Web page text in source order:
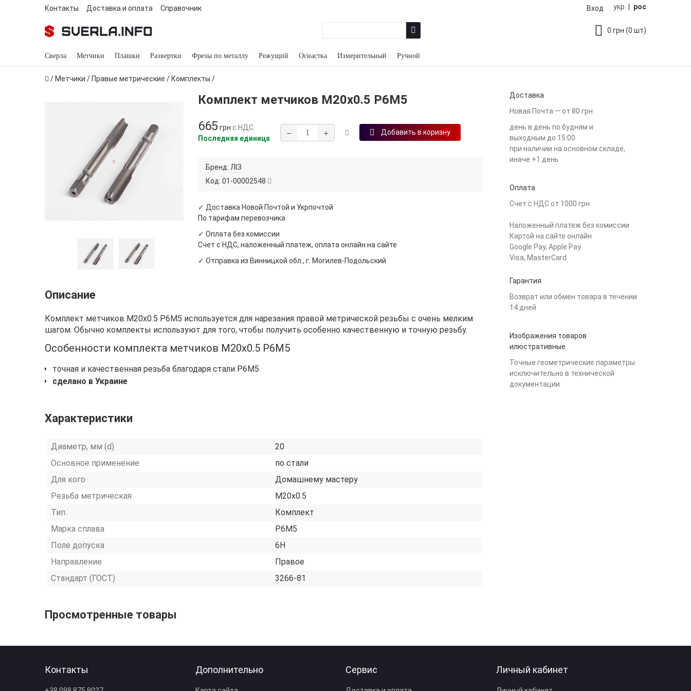
укр рос
Контакты Доставка и оплата Справочник Вход
0 грн (0 шт)
Сверла Метчики Плашки Развертки Фрезы по металлу Режущий Оснастка Измерительный Ручной
/ Метчики / Правые метрические / Комплекты /
Комплект метчиков М20х0.5 Р6М5
665грн с НДС
Последняя единица
− + Добавить в коризну
Бренд: ЛІЗ
Код: 01-00002548
✓ Доставка Новой Почтой и Укрпочтой
По тарифам перевозчика
✓ Оплата без комиссии
Счет с НДС, наложенный платеж, оплата онлайн на сайте
✓ Отправка из Винницкой обл., г. Могилев-Подольский
Описание
Комплект метчиков М20х0.5 Р6М5 используется для нарезания правой метрической резьбы с очень мелким
шагом. Обычно комплекты используют для того, чтобы получить особенно качественную и точную резьбу.
Особенности комплекта метчиков М20х0.5 Р6М5
точная и качественная резьба благодаря стали Р6М5
сделано в Украине
Характеристики
Диаметр, мм (d)
20
Основное применение
по стали
Для кого
Домашнему мастеру
Резьба метрическая
М20х0.5
Тип
Комплект
Марка сплава
Р6М5
Поле допуска
6H
Направление
Правое
Стандарт (ГОСТ)
3266-81
Просмотренные товары
Доставка
Новая Почта — от 80 грн
день в день по будням и
выходным до 15:00
при наличии на основном складе,
иначе +1 день
Оплата
Счет с НДС от 1000 грн
Наложенный платеж без комиссии
Картой на сайте онлайн
Google Pay, Apple Pay
Visa, MasterCard
Гарантия
Возврат или обмен товара в течении
14 дней
Изображения товаров
илюстративные
Точные геометрические параметры
исключительно в технической
документации
Контакты Дополнительно Сервис Личный кабинет